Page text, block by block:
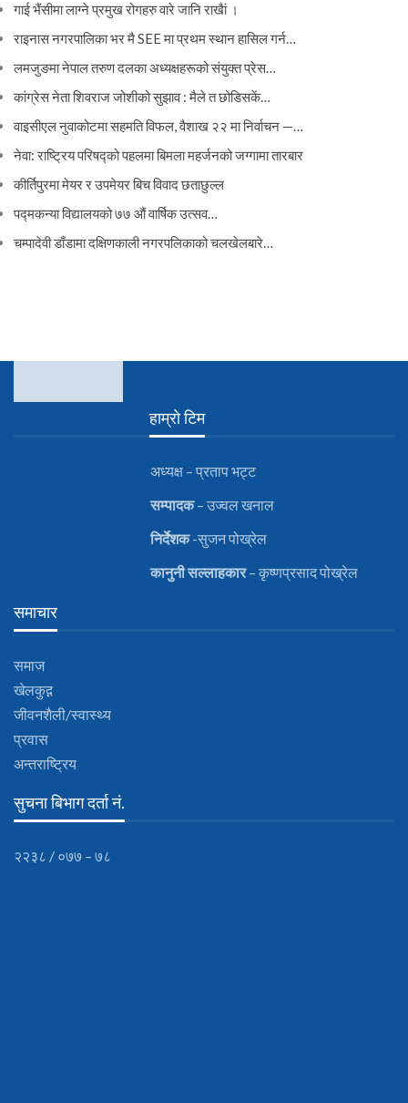
गाई भैंसीमा लाग्ने प्रमुख रोगहरु वारे जानि राखैां ।
राइनास नगरपालिका भर मै SEE मा प्रथम स्थान हासिल गर्न…
लमजुङमा नेपाल तरुण दलका अध्यक्षहरूको संयुक्त प्रेस…
कांग्रेस नेता शिवराज जोशीको सुझाव : मैले त छोडिसकें…
वाइसीएल नुवाकोटमा सहमति विफल, वैशाख २२ मा निर्वाचन —…
नेवा: राष्ट्रिय परिषद्को पहलमा बिमला महर्जनको जग्गामा तारबार
कीर्तिपुरमा मेयर र उपमेयर बिच विवाद छताछुल्ल
पद्मकन्या विद्यालयको ७७ औं ‌‌वार्षिक ‌उत्सव…
चम्पादेवी डाँडामा दक्षिणकाली नगरपलिकाको चलखेलबारे…
हाम्रो टिम
अध्यक्ष – प्रताप भट्ट
सम्पादक– उज्वल खनाल
निर्देशक-सुजन पोख्रेल
कानुनीसल्लाहकार– कृष्णप्रसाद पोख्रेल
समाचार
समाज
खेलकुद़़
जीवनशैली/स्वास्थ्य
प्रवास
अन्तराष्ट्रिय
सुचना बिभाग दर्ता नं.
२२३८ / ०७७ – ७८